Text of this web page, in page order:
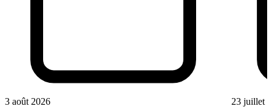
3 août 2026 23 juillet